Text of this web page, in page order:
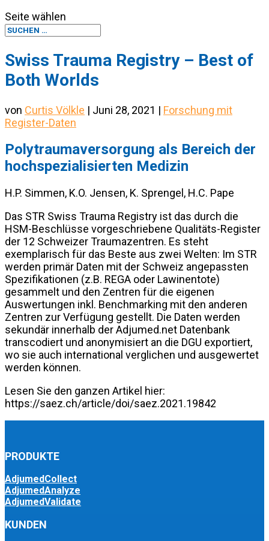
Seite wählen
Swiss Trauma Registry – Best of
Both Worlds
von Curtis Völkle | Juni 28, 2021 | Forschung mit
Register-Daten
Polytraumaversorgung als Bereich der
hochspezialisierten Medizin
H.P. Simmen, K.O. Jensen, K. Sprengel, H.C. Pape
Das STR Swiss Trauma Registry ist das durch die
HSM-Beschlüsse vorgeschriebene Qualitäts-Register
der 12 Schweizer Traumazentren. Es steht
exemplarisch für das Beste aus zwei Welten: Im STR
werden primär Daten mit der Schweiz angepassten
Spezifikationen (z.B. REGA oder Lawinentote)
gesammelt und den Zentren für die eigenen
Auswertungen inkl. Benchmarking mit den anderen
Zentren zur Verfügung gestellt. Die Daten werden
sekundär innerhalb der Adjumed.net Datenbank
transcodiert und anonymisiert an die DGU exportiert,
wo sie auch international verglichen und ausgewertet
werden können.
Lesen Sie den ganzen Artikel hier:
https://saez.ch/article/doi/saez.2021.19842
PRODUKTE
AdjumedCollect
AdjumedAnalyze
AdjumedValidate
KUNDEN